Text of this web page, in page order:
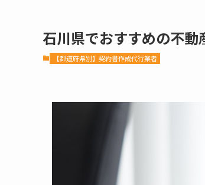
石川県でおすすめの不
【都道府県別】契約書作成代行業者